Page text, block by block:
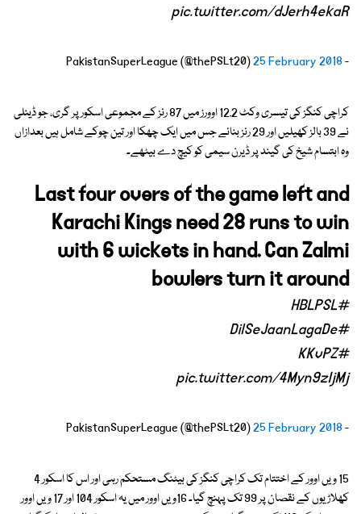
pic.twitter.com/dJerh4ekaR
- PakistanSuperLeague (@thePSLt20)
25 February 2018
کراچی کنگز کی تیسری وکٹ 12.2 اوورز میں 87 رنز کے مجموعی اسکور پر گری، جو ڈینلی
نے 39 بالز کھیلیں اور 29 رنز بنائے جس میں ایک چھکا اور تین چوکے شامل ہیں بعدازاں
وہ ابتسام شیخ کی گیند پر ڈیرن سیمی کو کیچ دے بیٹھے۔
Last four overs of the game left and
Karachi Kings need 28 runs to win
with 6 wickets in hand. Can Zalmi
bowlers turn it around
#HBLPSL
#DilSeJaanLagaDe
#KKvPZ
pic.twitter.com/4Myn9zIjMj
- PakistanSuperLeague (@thePSLt20)
25 February 2018
15 ویں اوور کے اختتام تک کراچی کنگز کی بیٹنگ مستحکم رہی اور اس کا اسکور 4
کھلاڑیوں کے نقصان پر 99 تک پہنچ گیا۔ 16ویں اوور میں یہ اسکور 104 اور 17 ویں اوور